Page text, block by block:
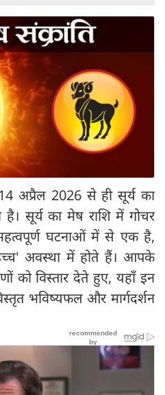
अप्रैल 2026 से ही सूर्य का
सूर्य का मेष राशि में गोचर
घटनाओं में से एक है,
अवस्था में होते हैं। आपके
को विस्तार देते हुए, यहाँ इन
भविष्यफल और मार्गदर्शन